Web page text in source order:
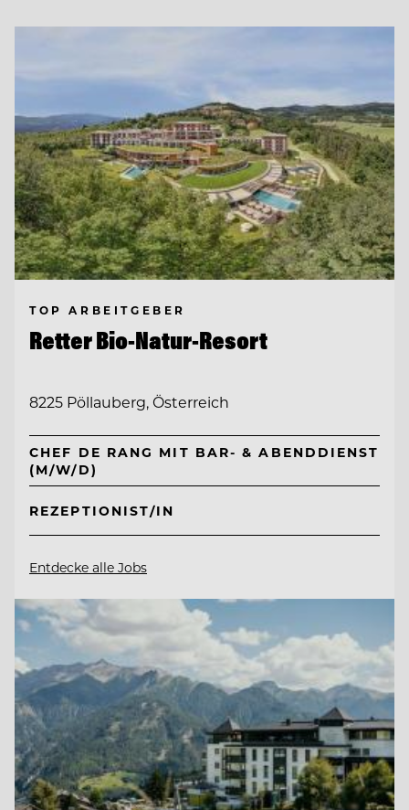
TOP ARBEITGEBER
Retter Bio-Natur-Resort
8225 Pöllauberg, Österreich
CHEF DE RANG MIT BAR- & ABENDDIENST
(M/W/D)
REZEPTIONIST/IN
Entdecke alle Jobs